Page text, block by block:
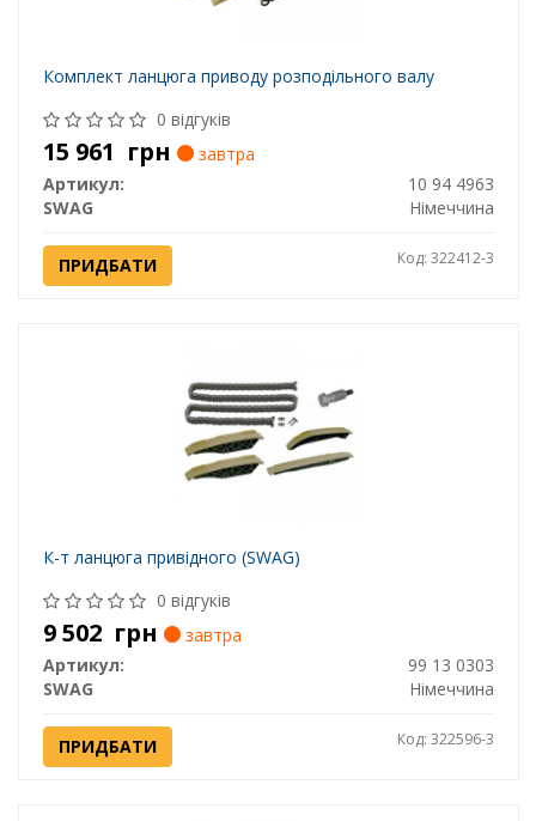
Комплект ланцюга приводу розподільного валу
0 відгуків
15 961 грн
завтра
Артикул:
10 94 4963
SWAG
Німеччина
ПРИДБАТИ Код: 322412-3
К-т ланцюга привідного (SWAG)
0 відгуків
9 502 грн
завтра
Артикул:
99 13 0303
SWAG
Німеччина
ПРИДБАТИ Код: 322596-3